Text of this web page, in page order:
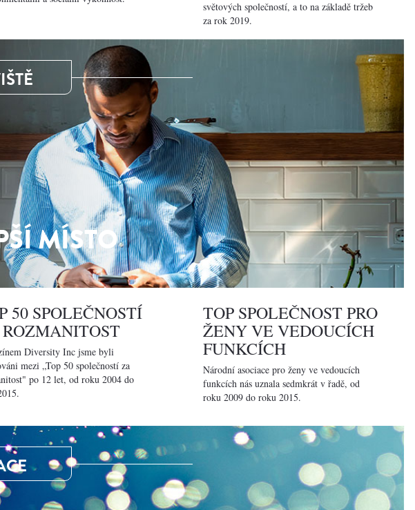
světových společností, a to na základě tržeb
za rok 2019.
MÍSTO
50 SPOLEČNOSTÍ
Diversity Inc jsme byli
mezi „Top 50 společností za
po 12 let, od roku 2004 do
TOP SPOLEČNOST PRO
ŽENY VE VEDOUCÍCH
FUNKCÍCH
Národní asociace pro ženy ve vedoucích
funkcích nás uznala sedmkrát v řadě, od
roku 2009 do roku 2015.